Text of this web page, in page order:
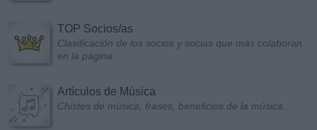
TOP Socios/as
Clasificación de los socios y socias que más colaboran
en la página
Artículos de Música
Chistes de música, frases, beneficios de la música...